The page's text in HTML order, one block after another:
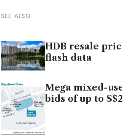
SEE ALSO
HDB resale
flash data
Mega mixed-
bids of up to